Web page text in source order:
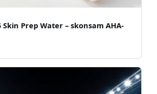
Prep Water – skonsam AHA-